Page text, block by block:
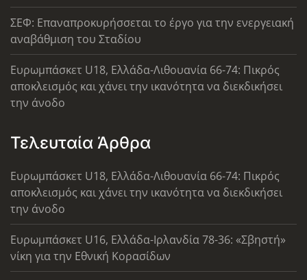
ΣΕΦ: Επαναπροκυρήσσεται το έργο για την ενεργειακή
αναβάθμιση του Σταδίου
Ευρωμπάσκετ U18, Ελλάδα-Λιθουανία 66-74: Πικρός
αποκλεισμός και χάνει την ικανότητα να διεκδικήσει
την άνοδο
Τελευταία Άρθρα
Ευρωμπάσκετ U18, Ελλάδα-Λιθουανία 66-74: Πικρός
αποκλεισμός και χάνει την ικανότητα να διεκδικήσει
την άνοδο
Ευρωμπάσκετ U16, Ελλάδα-Ιρλανδία 78-36: «Σβηστή»
νίκη για την Εθνική Κορασίδων